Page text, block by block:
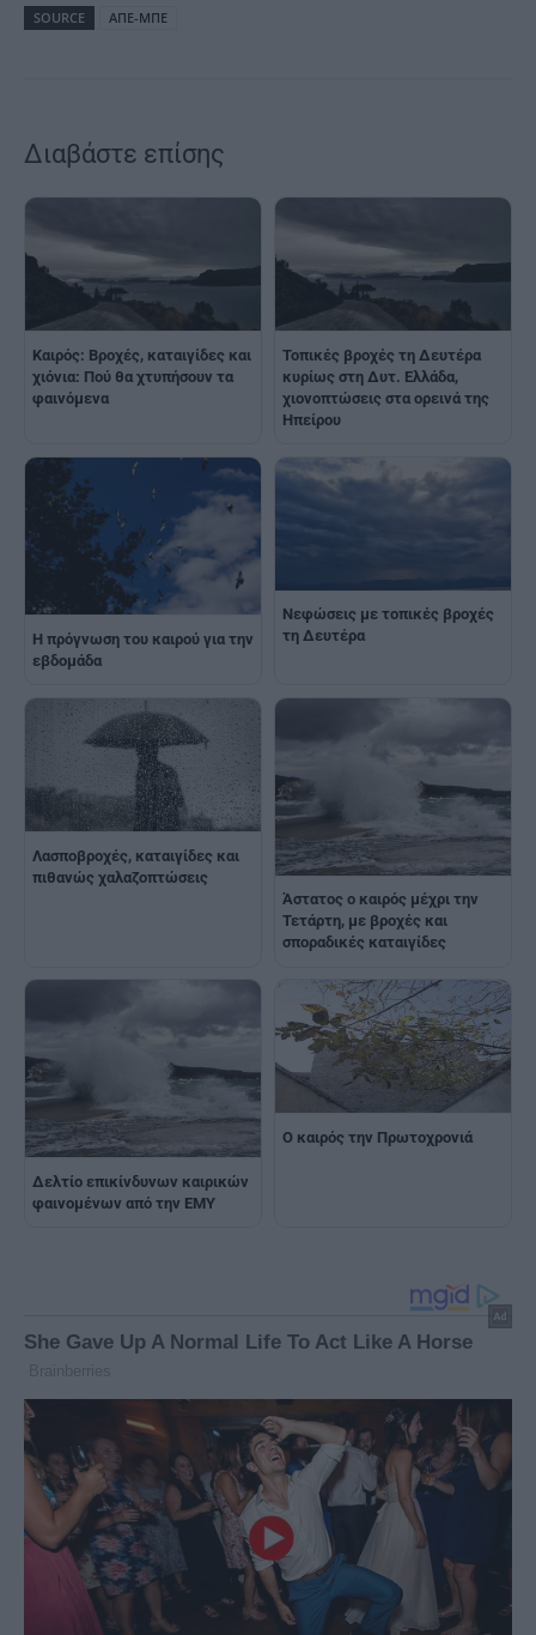
SOURCE
ΑΠΕ-ΜΠΕ
Διαβάστε επίσης
Καιρός: Βροχές, καταιγίδες και
χιόνια: Πού θα χτυπήσουν τα
φαινόμενα
Τοπικές βροχές τη Δευτέρα
κυρίως στη Δυτ. Ελλάδα,
χιονοπτώσεις στα ορεινά της
Ηπείρου
Η πρόγνωση του καιρού για την
εβδομάδα
Νεφώσεις με τοπικές βροχές
τη Δευτέρα
Λασποβροχές, καταιγίδες και
πιθανώς χαλαζοπτώσεις
Άστατος ο καιρός μέχρι την
Τετάρτη, με βροχές και
σποραδικές καταιγίδες
Δελτίο επικίνδυνων καιρικών
φαινομένων από την ΕΜΥ
Ο καιρός την Πρωτοχρονιά